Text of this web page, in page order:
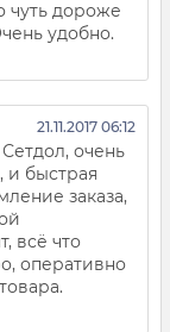
чуть дороже
удобно.
21.11.2017 06:12
очень
и быстрая
заказа,
всё что
оперативно